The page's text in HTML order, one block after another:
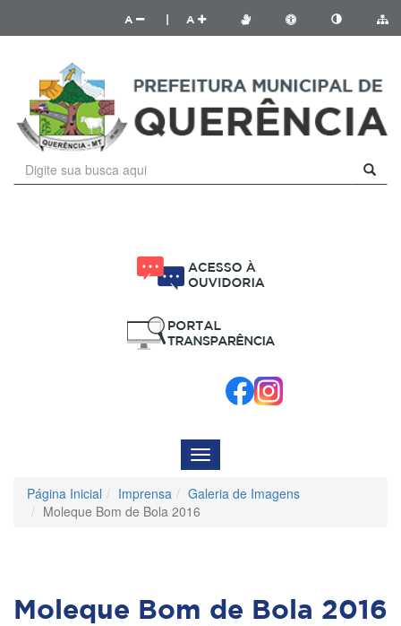
A A
Menu
de
Navegação
Página Inicial Imprensa
Galeria de Imagens
Moleque Bom de Bola 2016
Moleque Bom de Bola 2016